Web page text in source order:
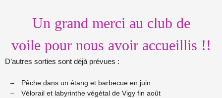
Un grand merci au club de
voile pour nous avoir accueillis !!
D’autres sorties sont déjà prévues :
–
Pêche dans un étang et barbecue en juin
–
Vélorail et labyrinthe végétal de Vigy fin août